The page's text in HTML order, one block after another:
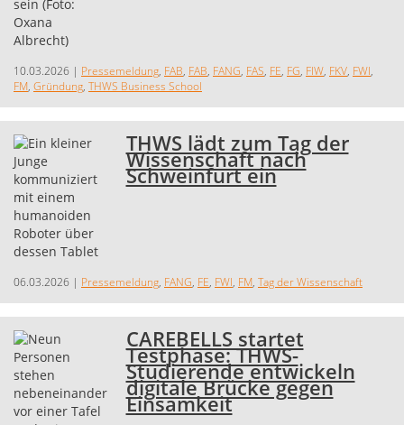
10.03.2026 | Pressemeldung, FAB, FAB, FANG, FAS, FE, FG, FIW, FKV, FWI,
FM, Gründung, THWS Business School
THWS lädt zum Tag der
Wissenschaft nach
Schweinfurt ein
06.03.2026 | Pressemeldung, FANG, FE, FWI, FM, Tag der Wissenschaft
CAREBELLS startet
Testphase: THWS-
Studierende entwickeln
digitale Brücke gegen
Einsamkeit